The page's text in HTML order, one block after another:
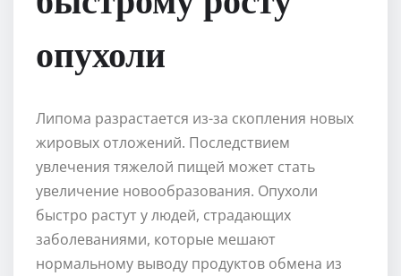
опухоли
Липома разрастается из-за скопления новых
жировых отложений. Последствием
увлечения тяжелой пищей может стать
увеличение новообразования. Опухоли
быстро растут у людей, страдающих
заболеваниями, которые мешают
нормальному выводу продуктов обмена из